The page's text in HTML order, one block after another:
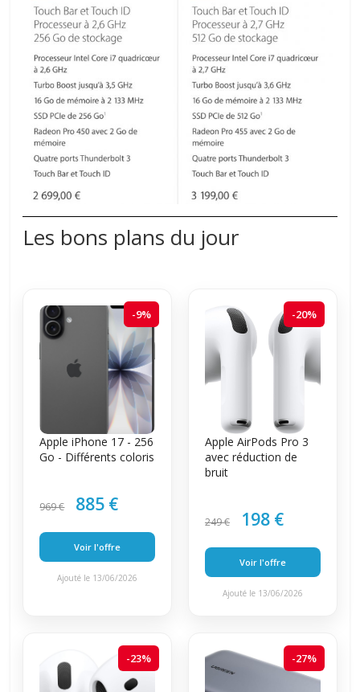
Les bons plans du jour
-9%
Apple iPhone 17 - 256
Go - Différents coloris
969 € 885 €
Voir l'offre
Ajouté le 13/06/2026
-20%
Apple AirPods Pro 3
avec réduction de
bruit
249 € 198 €
Voir l'offre
Ajouté le 13/06/2026
-23% -27%